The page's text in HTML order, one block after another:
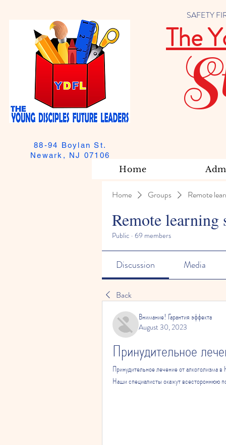
SAFETY
88-94 Boylan St.
Newark, NJ 07106
The
Home
Home Groups Remote
Remote learning
Public · 69 members
Discussion Media
Back
Внимание! Гарантия эффекта
August 30, 2023
Принудительное
Принудительное лечение от алкоголизма
Наши специалисты окажут всестороннюю